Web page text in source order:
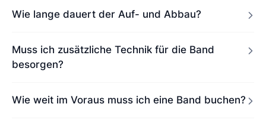
Wie lange dauert der Auf- und Abbau?
Muss ich zusätzliche Technik für die Band
besorgen?
Wie weit im Voraus muss ich eine Band buchen?